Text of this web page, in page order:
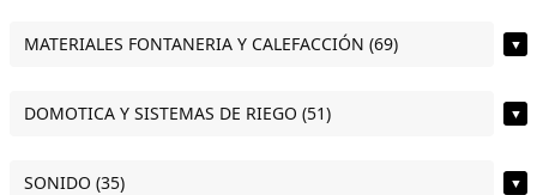
MATERIALES FONTANERIA Y CALEFACCIÓN (69) ▼
DOMOTICA Y SISTEMAS DE RIEGO (51) ▼
SONIDO (35) ▼